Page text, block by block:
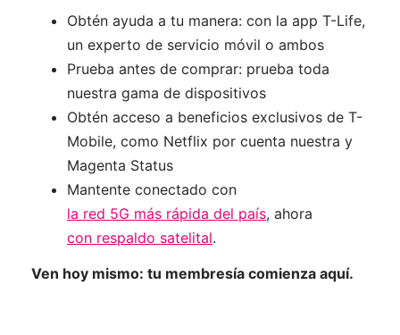
Obtén ayuda a tu manera: con la app T-Life,
un experto de servicio móvil o ambos
Prueba antes de comprar: prueba toda
nuestra gama de dispositivos
Obtén acceso a beneficios exclusivos de T-
Mobile, como Netflix por cuenta nuestra y
Magenta Status
Mantente conectado con
la red 5G más rápida del país, ahora
con respaldo satelital.
Ven hoy mismo: tu membresía comienza aquí.